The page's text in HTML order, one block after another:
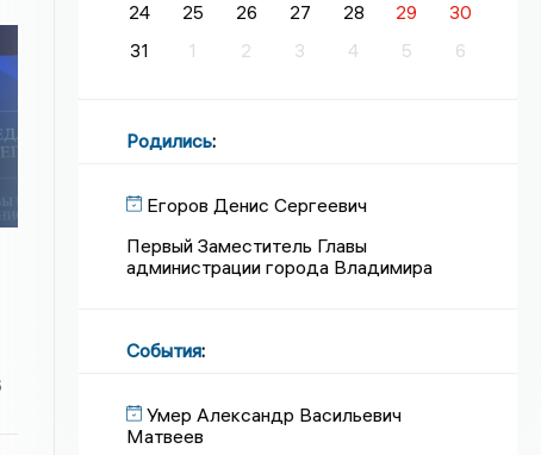
24
25 26 27 28 29
30
31
1 2 3 4 5 6
Родились:
Егоров Денис Сергеевич
Первый Заместитель Главы
администрации города Владимира
События:
Умер Александр Васильевич
Матвеев